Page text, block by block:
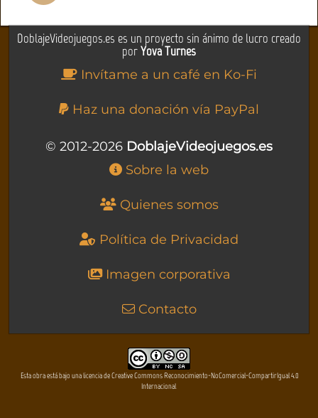
DoblajeVideojuegos.es es un proyecto sin ánimo de lucro creado
porYova Turnes
Invítame a un café en Ko-Fi
Haz una donación vía PayPal
© 2012-2026 DoblajeVideojuegos.es
Sobre la web
Quienes somos
Política de Privacidad
Imagen corporativa
Contacto
Esta obra está bajo una licencia de Creative Commons Reconocimiento-NoComercial-CompartirIgual 4.0
Internacional